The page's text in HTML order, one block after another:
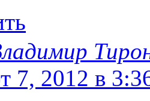
7, 2012 в